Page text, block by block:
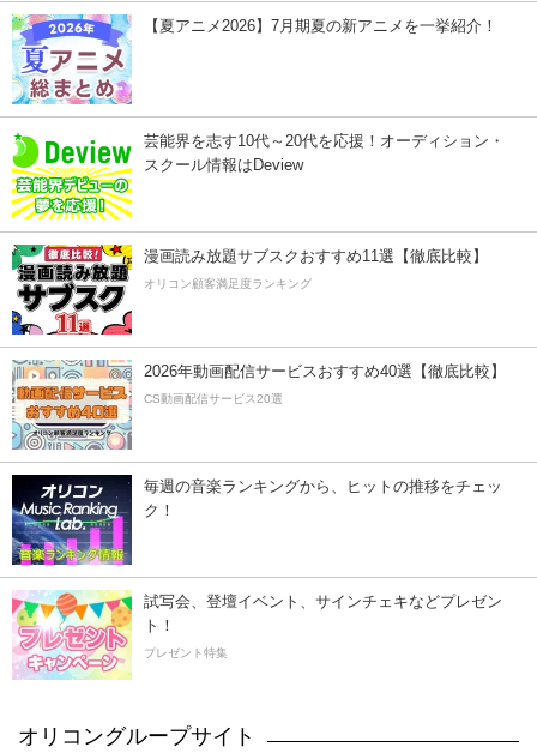
【夏アニメ2026】7月期夏の新アニメを一挙紹介！
芸能界を志す10代～20代を応援！オーディション・
スクール情報はDeview
漫画読み放題サブスクおすすめ11選【徹底比較】
オリコン顧客満足度ランキング
2026年動画配信サービスおすすめ40選【徹底比較】
CS動画配信サービス20選
毎週の音楽ランキングから、ヒットの推移をチェッ
ク！
試写会、登壇イベント、サインチェキなどプレゼン
ト！
プレゼント特集
オリコングループサイト